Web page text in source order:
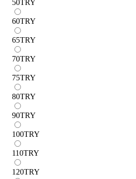
50TRY
60TRY
65TRY
70TRY
75TRY
80TRY
90TRY
100TRY
110TRY
120TRY